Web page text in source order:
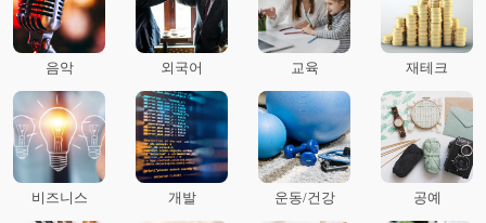
음악 외국어 교육 재테크
비즈니스 개발 운동/건강 공예